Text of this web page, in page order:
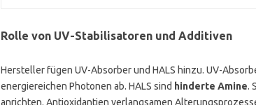
Rolle von UV-Stabilisatoren und Additiven
Hersteller fügen UV-Absorber und HALS hinzu. UV-
energiereichen Photonen ab. HALS sind hinderte Amine.
anrichten. Antioxidantien verlangsamen